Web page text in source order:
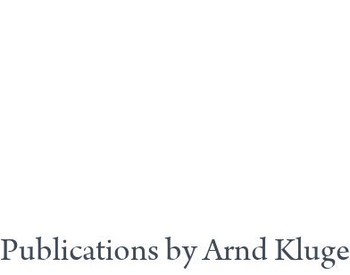
Publications by Arnd Kluge